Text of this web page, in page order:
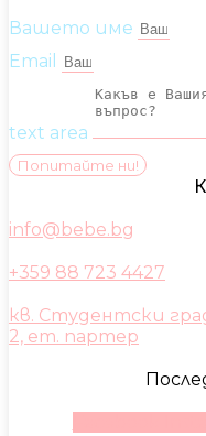
Вашето име
Email
text area
Попитайте ни!
info@bebe.bg
+359 88 723 4427
кв. Студентски
2, ет. партер